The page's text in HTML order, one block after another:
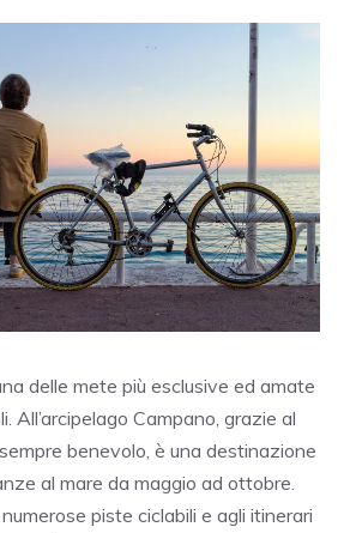
delle mete più esclusive ed amate
All’arcipelago Campano, grazie al
benevolo, è una destinazione
al mare da maggio ad ottobre.
numerose piste ciclabili e agli itinerari